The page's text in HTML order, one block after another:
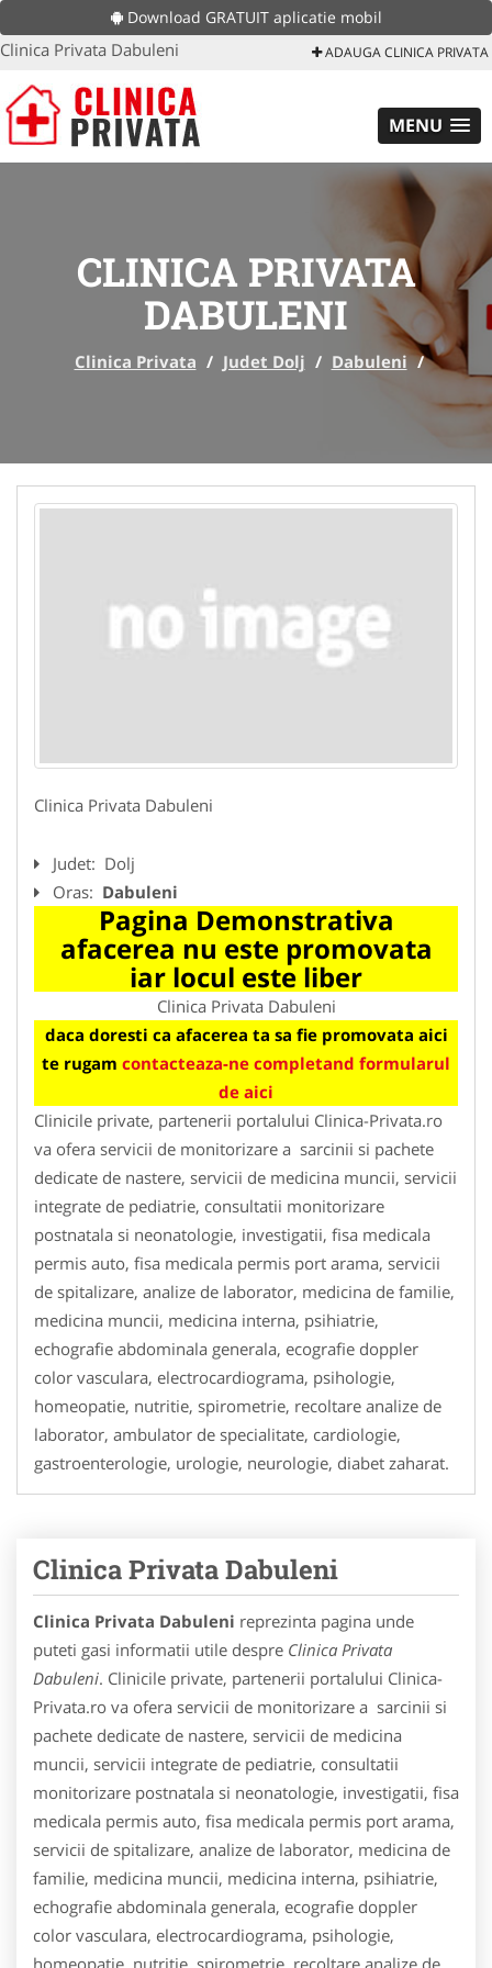
Download GRATUIT aplicatie mobil
Clinica Privata Dabuleni ADAUGA CLINICA PRIVATA
MENU
CLINICA PRIVATA
DABULENI
Clinica Privata / Judet Dolj / Dabuleni /
Clinica Privata Dabuleni
Judet: Dolj
Oras: Dabuleni
Pagina Demonstrativa
afacerea nu este promovata
iar locul este liber
Clinica Privata Dabuleni
daca doresti ca afacerea ta sa fie promovata aici
te rugam contacteaza-ne completand formularul
de aici
Clinicile private, partenerii portalului Clinica-Privata.ro
va ofera servicii de monitorizare a sarcinii si pachete
dedicate de nastere, servicii de medicina muncii, servicii
integrate de pediatrie, consultatii monitorizare
postnatala si neonatologie, investigatii, fisa medicala
permis auto, fisa medicala permis port arama, servicii
de spitalizare, analize de laborator, medicina de familie,
medicina muncii, medicina interna, psihiatrie,
echografie abdominala generala, ecografie doppler
color vasculara, electrocardiograma, psihologie,
homeopatie, nutritie, spirometrie, recoltare analize de
laborator, ambulator de specialitate, cardiologie,
gastroenterologie, urologie, neurologie, diabet zaharat.
Clinica Privata Dabuleni
Clinica Privata Dabuleni reprezinta pagina unde
puteti gasi informatii utile despre Clinica Privata
Dabuleni. Clinicile private, partenerii portalului Clinica-
Privata.ro va ofera servicii de monitorizare a sarcinii si
pachete dedicate de nastere, servicii de medicina
muncii, servicii integrate de pediatrie, consultatii
monitorizare postnatala si neonatologie, investigatii, fisa
medicala permis auto, fisa medicala permis port arama,
servicii de spitalizare, analize de laborator, medicina de
familie, medicina muncii, medicina interna, psihiatrie,
echografie abdominala generala, ecografie doppler
color vasculara, electrocardiograma, psihologie,
homeopatie, nutritie, spirometrie, recoltare analize de